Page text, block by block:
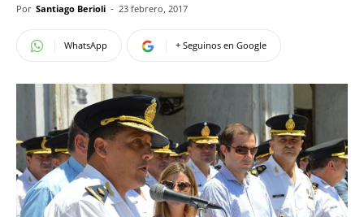
Por Santiago Berioli - 23 febrero, 2017
WhatsApp + Seguinos en Google